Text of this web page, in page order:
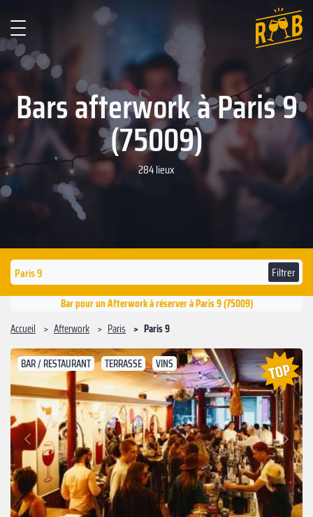
Bars afterwork à Paris 9
(75009)
284 lieux
Filtrer
Bar pour un Afterwork à réserver à Paris 9 (75009)
Accueil
Afterwork Paris Paris 9
BAR / RESTAURANT TERRASSE VINS
Précédent
Suivant